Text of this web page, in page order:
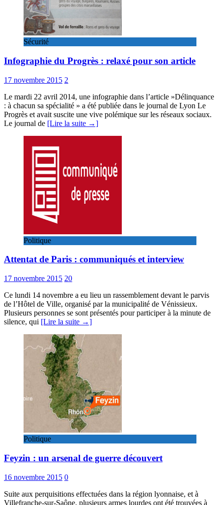
Sécurité
Infographie du Progrès : relaxé pour son article
17 novembre 2015 2
Le mardi 22 avril 2014, une infographie dans l’article »Délinquance
: à chacun sa spécialité » a été publiée dans le journal de Lyon Le
Progrès et avait suscite une vive polémique sur les réseaux sociaux.
Le journal de [Lire la suite →]
Politique
Attentat de Paris : communiqués et interview
17 novembre 2015 20
Ce lundi 14 novembre a eu lieu un rassemblement devant le parvis
de l’Hôtel de Ville, organisé par la municipalité de Vénissieux.
Plusieurs personnes se sont présentés pour participer à la minute de
silence, qui [Lire la suite →]
Politique
Feyzin : un arsenal de guerre découvert
16 novembre 2015 0
Suite aux perquisitions effectuées dans la région lyonnaise, et à
Villefranche-sur-Saône, plusieurs armes lourdes ont été trouvées à